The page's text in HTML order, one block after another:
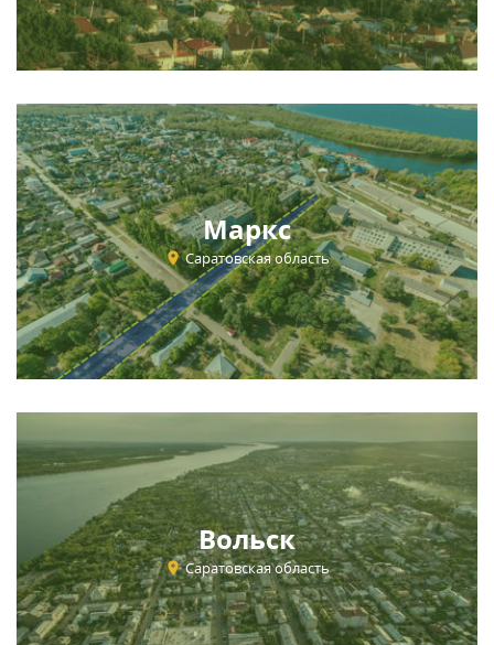
Маркс
Саратовская область
Вольск
Саратовская область